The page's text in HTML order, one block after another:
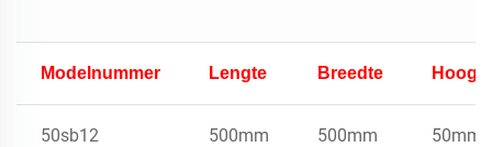
Modelnummer Lengte Breedte Hoogte
50sb12 500mm 500mm 50mm